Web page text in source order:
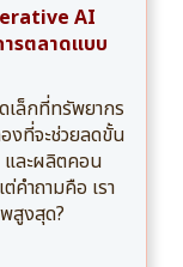
AI
ารตลาดแบบ
เล็กที่ทรัพยากร
งที่จะช่วยลดขั้น
และผลิตคอน
คำถามคือ เรา
สูงสุด?